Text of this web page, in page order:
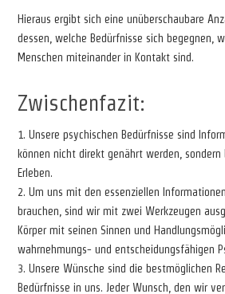
Hieraus ergibt sich eine unüberschaubare
dessen, welche Bedürfnisse sich begegnen,
Menschen miteinander in Kontakt sind.
Zwischenfazit:
1. Unsere psychischen Bedürfnisse sind
können nicht direkt genährt werden,
Erleben.
2. Um uns mit den essenziellen
brauchen, sind wir mit zwei Werkzeugen
Körper mit seinen Sinnen und
wahrnehmungs- und entscheidungsfähigen
3. Unsere Wünsche sind die bestmöglichen
Bedürfnisse in uns. Jeder Wunsch, den wir